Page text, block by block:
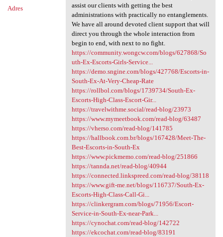
Adres
assist our clients with getting the best
administrations with practically no entanglements.
We have all around devoted client support that will
direct you through the whole interaction from
begin to end, with next to no fight.
https://community.wongcw.com/blogs/627868/So
uth-Ex-Escorts-Girls-Service...
https://demo.sngine.com/blogs/427768/Escorts-in-
South-Ex-At-Very-Cheap-Rate
https://rollbol.com/blogs/1739734/South-Ex-
Escorts-High-Class-Escort-Gir...
https://travelwithme.social/read-blog/23973
https://www.mymeetbook.com/read-blog/63487
https://vherso.com/read-blog/141785
https://hallbook.com.br/blogs/167428/Meet-The-
Best-Escorts-in-South-Ex
https://www.pickmemo.com/read-blog/251866
https://tannda.net/read-blog/40944
https://connected.linkspreed.com/read-blog/38118
https://www.gift-me.net/blogs/116737/South-Ex-
Escorts-High-Class-Call-Gi...
https://clinkergram.com/blogs/71956/Escort-
Service-in-South-Ex-near-Park...
https://cynochat.com/read-blog/142722
https://ekcochat.com/read-blog/83191